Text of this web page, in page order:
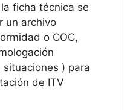
ficha técnica se
un archivo
o COC,
) para
de ITV